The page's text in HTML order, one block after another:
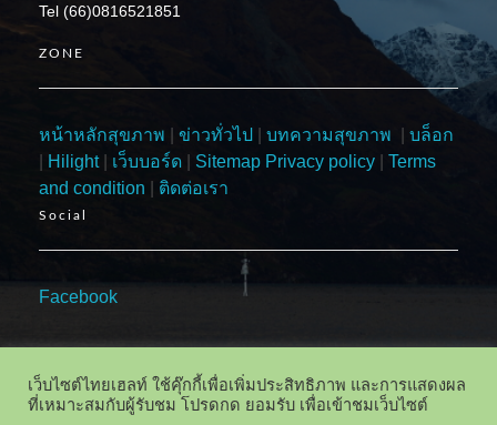
Tel (66)0816521851
ZONE
หน้าหลักสุขภาพ ข่าวทั่วไป บทความสุขภาพ
บล็อก
Hilight| เว็บบอร์ด Sitemap Privacy policy
Terms
and condition
ติดต่อเรา
Social
Facebook
เว็บไซต์ไทยเฮลท์ ใช้คุ๊กกี้เพื่อเพิ่มประสิทธิภาพ และการแสดงผล
ที่เหมาะสมกับผู้รับชม โปรดกด ยอมรับ เพื่อเข้าชมเว็บไซต์